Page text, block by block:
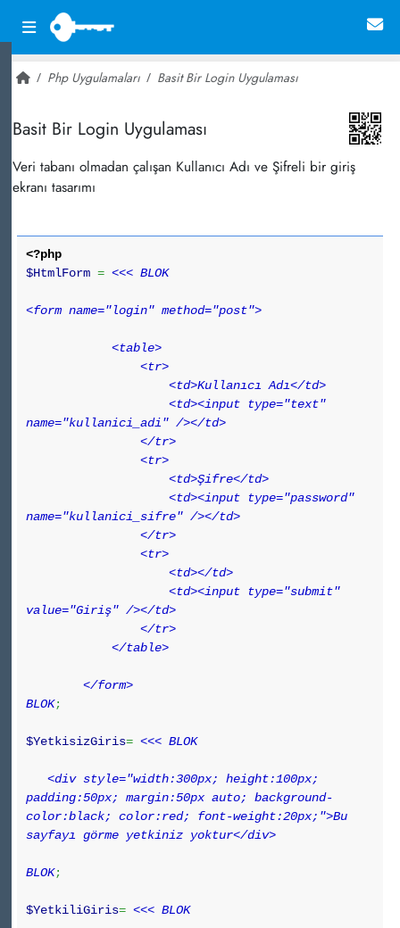
Php Uygulamaları Basit Bir Login Uygulaması
Basit Bir Login Uygulaması
Veri tabanı olmadan çalışan Kullanıcı Adı ve Şifreli bir giriş
ekranı tasarımı
<?php
$HtmlForm = <<< BLOK
<form name="login" method="post">
<table>
<tr>
<td>Kullanıcı Adı</td>
<td><input type="text"
name="kullanici_adi" /></td>
</tr>
<tr>
<td>Şifre</td>
<td><input type="password"
name="kullanici_sifre" /></td>
</tr>
<tr>
<td></td>
<td><input type="submit"
value="Giriş" /></td>
</tr>
</table>
</form>
BLOK;
$YetkisizGiris= <<< BLOK
<div style="width:300px; height:100px;
padding:50px; margin:50px auto; background-
color:black; color:red; font-weight:20px;">Bu
sayfayı görme yetkiniz yoktur</div>
BLOK;
$YetkiliGiris= <<< BLOK